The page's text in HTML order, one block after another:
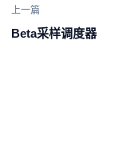
上一篇
Beta采样调度器